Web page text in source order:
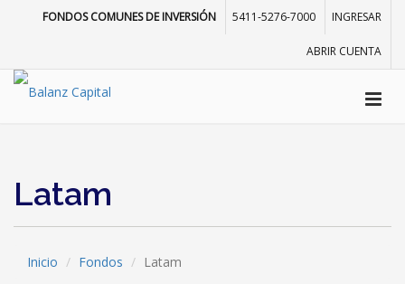
FONDOS COMUNES DE INVERSIÓN 5411-5276-7000 INGRESAR
ABRIR CUENTA
Latam
Inicio Fondos Latam